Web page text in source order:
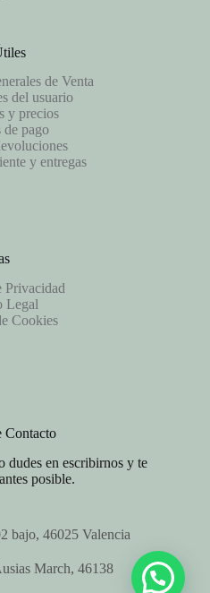
de Venta
del usuario
y precios
de pago
y entregas
Privacidad
Legal
Cookies
Contacto
dudes en escribirnos y te
posible.
bajo, 46025 Valencia
March, 46138